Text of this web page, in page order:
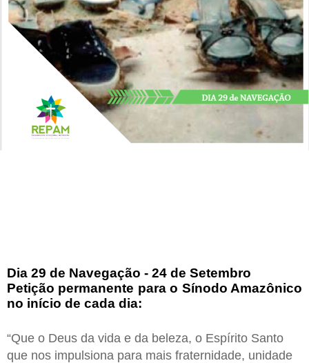
Dia 29 de Navegação - 24 de Setembro
Petição permanente para o Sínodo Amazônico
no início de cada dia:
“Que o Deus da vida e da beleza, o Espírito Santo
que nos impulsiona para mais fraternidade, unidade